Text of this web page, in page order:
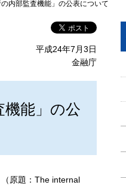
内部監査機能」の公表について
平成24年7月3日
金融庁
能」の公
原題：The internal